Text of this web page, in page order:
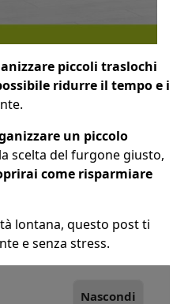
piccoli traslochi
ridurre il tempo e i
un piccolo
scelta del furgone giusto,
come risparmiare
lontana, questo post ti
e senza stress.
Nascondi